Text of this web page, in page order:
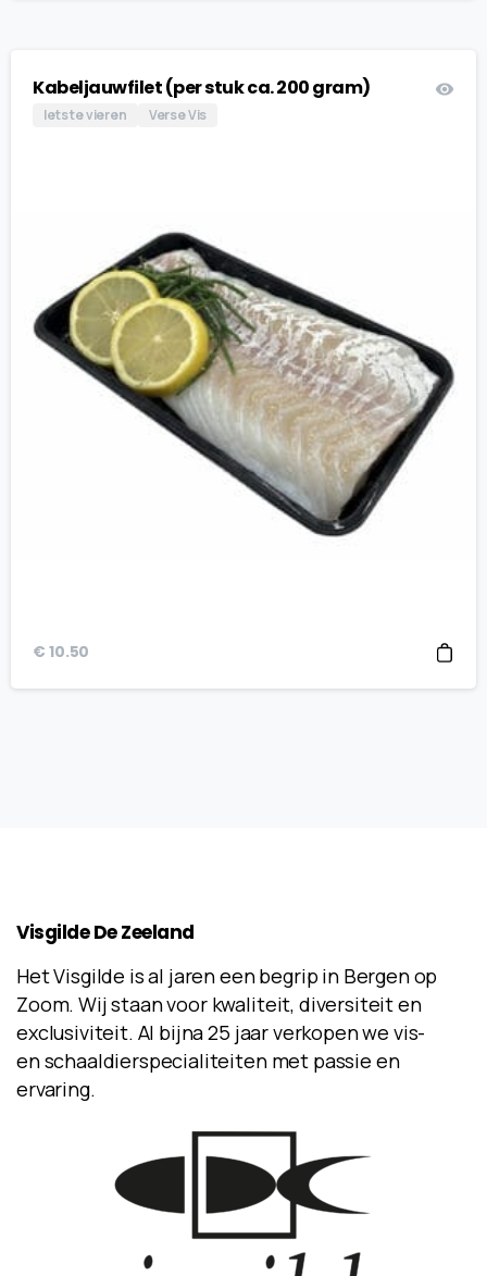
Kabeljauwfilet (per stuk ca. 200 gram)
Iets te vieren Verse Vis
€ 10.50
Visgilde DeZeeland
Het Visgilde is al jaren een begrip in Bergen op
Zoom. Wij staan voor kwaliteit, diversiteit en
exclusiviteit. Al bijna 25 jaar verkopen we vis-
en schaaldierspecialiteiten met passie en
ervaring.